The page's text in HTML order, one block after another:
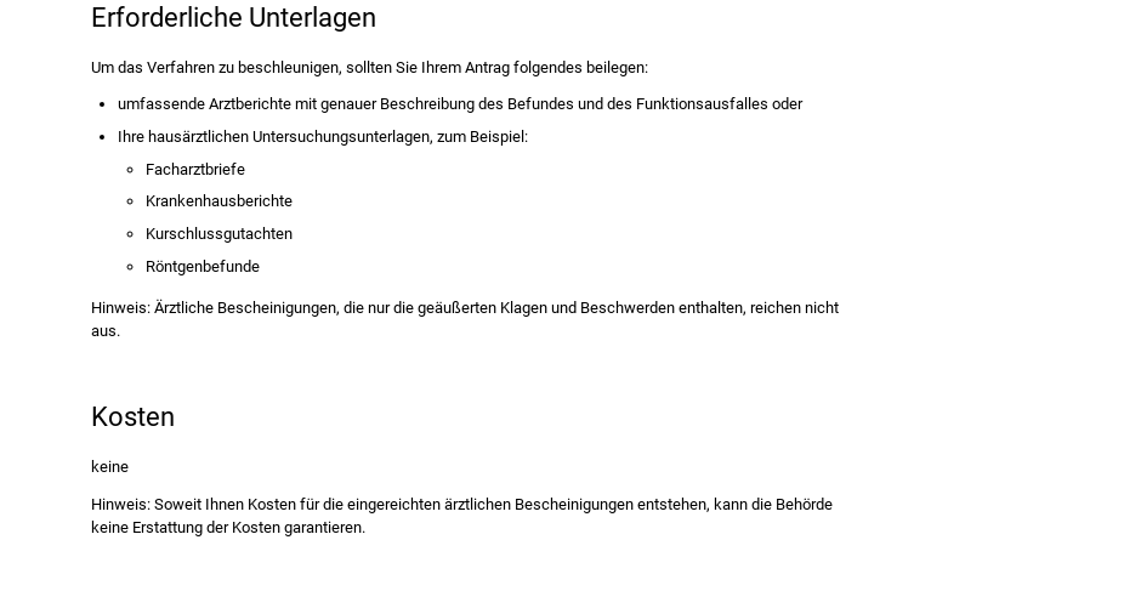
Erforderliche Unterlagen
Um das Verfahren zu beschleunigen, sollten Sie Ihrem Antrag folgendes beilegen:
umfassende Arztberichte mit genauer Beschreibung des Befundes und des Funktionsausfalles oder
Ihre hausärztlichen Untersuchungsunterlagen, zum Beispiel:
Facharztbriefe
Krankenhausberichte
Kurschlussgutachten
Röntgenbefunde
Hinweis: Ärztliche Bescheinigungen, die nur die geäußerten Klagen und Beschwerden enthalten, reichen nicht
aus.
Kosten
keine
Hinweis: Soweit Ihnen Kosten für die eingereichten ärztlichen Bescheinigungen entstehen, kann die Behörde
keine Erstattung der Kosten garantieren.